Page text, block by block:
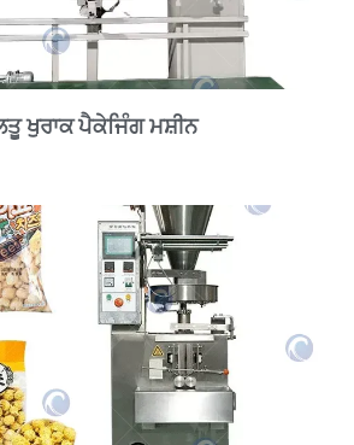
ਖੁਰਾਕ ਪੈਕੇਜਿੰਗ ਮਸ਼ੀਨ